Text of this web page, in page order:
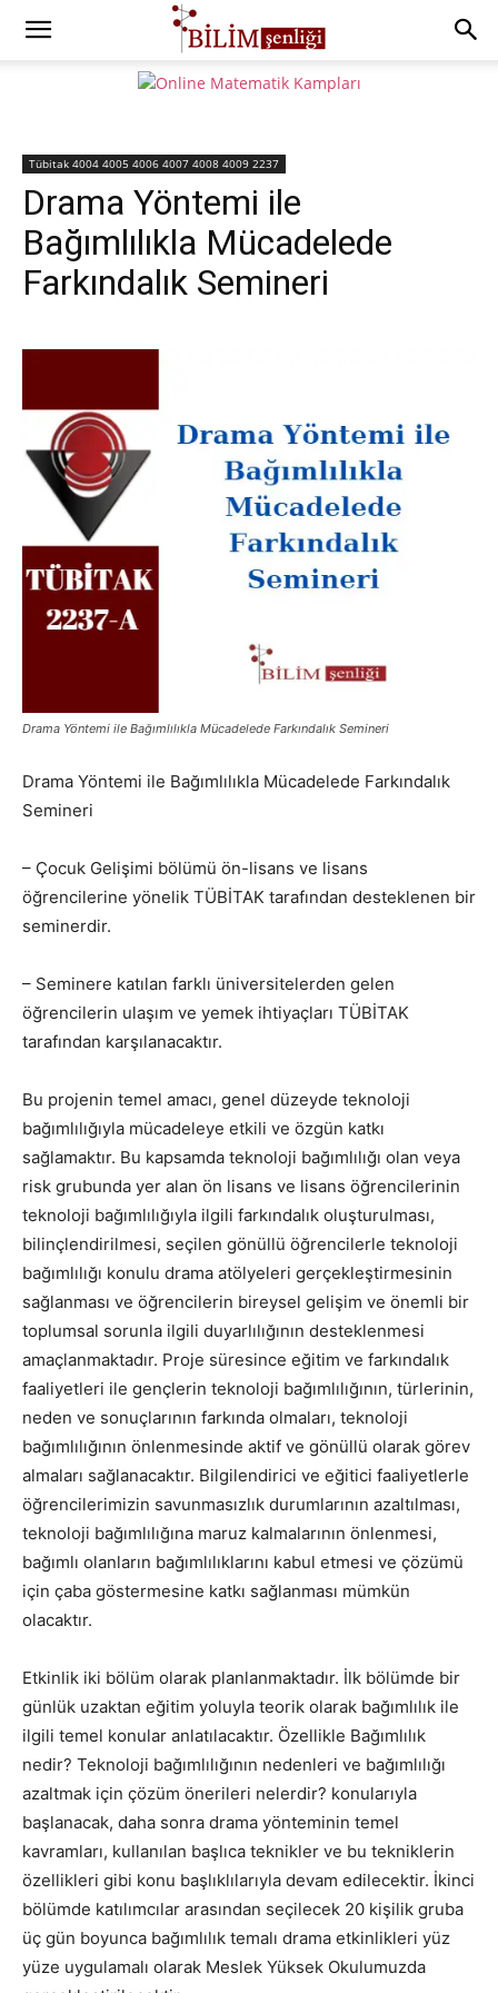
Tübitak 4004 4005 4006 4007 4008 4009 2237
Drama Yöntemi ile
Bağımlılıkla Mücadelede
Farkındalık Semineri
Drama Yöntemi ile Bağımlılıkla Mücadelede Farkındalık Semineri
Drama Yöntemi ile Bağımlılıkla Mücadelede Farkındalık
Semineri
– Çocuk Gelişimi bölümü ön-lisans ve lisans
öğrencilerine yönelik TÜBİTAK tarafından desteklenen bir
seminerdir.
– Seminere katılan farklı üniversitelerden gelen
öğrencilerin ulaşım ve yemek ihtiyaçları TÜBİTAK
tarafından karşılanacaktır.
Bu projenin temel amacı, genel düzeyde teknoloji
bağımlılığıyla mücadeleye etkili ve özgün katkı
sağlamaktır. Bu kapsamda teknoloji bağımlılığı olan veya
risk grubunda yer alan ön lisans ve lisans öğrencilerinin
teknoloji bağımlılığıyla ilgili farkındalık oluşturulması,
bilinçlendirilmesi, seçilen gönüllü öğrencilerle teknoloji
bağımlılığı konulu drama atölyeleri gerçekleştirmesinin
sağlanması ve öğrencilerin bireysel gelişim ve önemli bir
toplumsal sorunla ilgili duyarlılığının desteklenmesi
amaçlanmaktadır. Proje süresince eğitim ve farkındalık
faaliyetleri ile gençlerin teknoloji bağımlılığının, türlerinin,
neden ve sonuçlarının farkında olmaları, teknoloji
bağımlılığının önlenmesinde aktif ve gönüllü olarak görev
almaları sağlanacaktır. Bilgilendirici ve eğitici faaliyetlerle
öğrencilerimizin savunmasızlık durumlarının azaltılması,
teknoloji bağımlılığına maruz kalmalarının önlenmesi,
bağımlı olanların bağımlılıklarını kabul etmesi ve çözümü
için çaba göstermesine katkı sağlanması mümkün
olacaktır.
Etkinlik iki bölüm olarak planlanmaktadır. İlk bölümde bir
günlük uzaktan eğitim yoluyla teorik olarak bağımlılık ile
ilgili temel konular anlatılacaktır. Özellikle Bağımlılık
nedir? Teknoloji bağımlılığının nedenleri ve bağımlılığı
azaltmak için çözüm önerileri nelerdir? konularıyla
başlanacak, daha sonra drama yönteminin temel
kavramları, kullanılan başlıca teknikler ve bu tekniklerin
özellikleri gibi konu başlıklılarıyla devam edilecektir. İkinci
bölümde katılımcılar arasından seçilecek 20 kişilik gruba
üç gün boyunca bağımlılık temalı drama etkinlikleri yüz
yüze uygulamalı olarak Meslek Yüksek Okulumuzda